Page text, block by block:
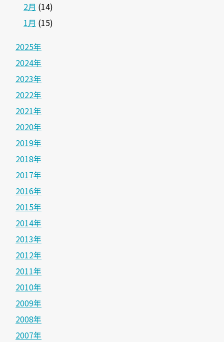
2月 (14)
1月 (15)
2025年
2024年
2023年
2022年
2021年
2020年
2019年
2018年
2017年
2016年
2015年
2014年
2013年
2012年
2011年
2010年
2009年
2008年
2007年